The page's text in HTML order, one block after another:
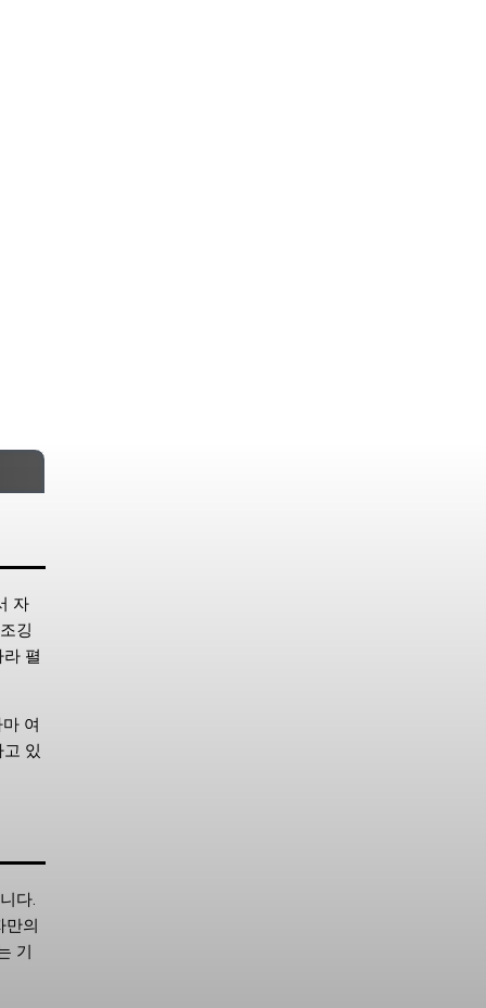
자
깅
펼
여
있
다.
만의
기